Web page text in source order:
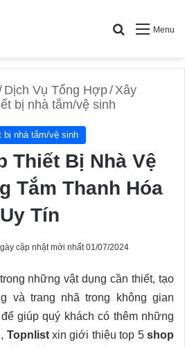
Menu
Search for
Dịch Vụ Tổng Hợp/Xây
bị nhà tắm/vệ sinh
bị nhà tắm/vệ sinh
Thiết Bị Nhà Vệ
Tắm Thanh Hóa
Uy Tín
cập nhật mới nhất 01/07/2024
những vật dụng cần thiết, tạo
và trang nhã trong không gian
giúp quý khách có thêm những
Topnlistxin giới thiệu top 5 shop